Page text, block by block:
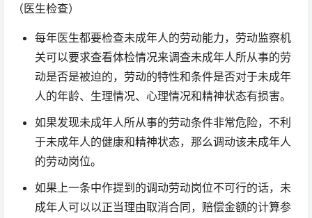
（医生检查）
每年医生都要检查未成年人的劳动能力，劳动监察机
关可以要求查看体检情况来调查未成年人所从事的劳
动是否是被迫的，劳动的特性和条件是否对于未成年
人的年龄、生理情况、心理情况和精神状态有损害。
如果发现未成年人所从事的劳动条件非常危险，不利
于未成年人的健康和精神状态，那么调动该未成年人
的劳动岗位。
如果上一条中作提到的调动劳动岗位不可行的话，未
成年人可以以正当理由取消合同，赔偿金额的计算参